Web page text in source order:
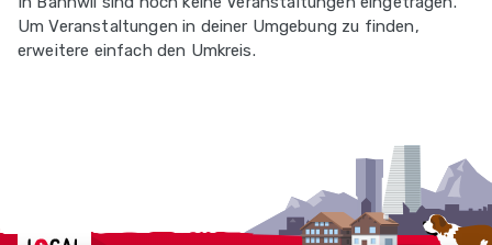
Um Veranstaltungen in deiner Umgebung zu finden,
erweitere einfach den Umkreis.
Localcities